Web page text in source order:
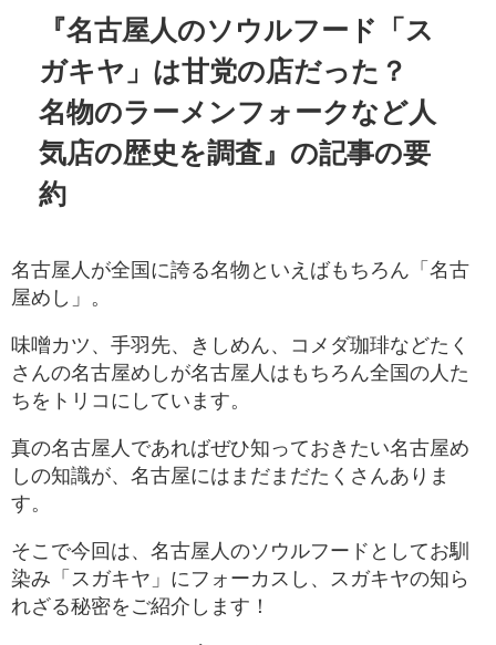
『名古屋人のソウルフード「ス
ガキヤ」は甘党の店だった？
名物のラーメンフォークなど人
気店の歴史を調査』の記事の要
約
名古屋人が全国に誇る名物といえばもちろん「名古
屋めし」。
味噌カツ、手羽先、きしめん、コメダ珈琲などたく
さんの名古屋めしが名古屋人はもちろん全国の人た
ちをトリコにしています。
真の名古屋人であればぜひ知っておきたい名古屋め
しの知識が、名古屋にはまだまだたくさんありま
す。
そこで今回は、名古屋人のソウルフードとしてお馴
染み「スガキヤ」にフォーカスし、スガキヤの知ら
れざる秘密をご紹介します！